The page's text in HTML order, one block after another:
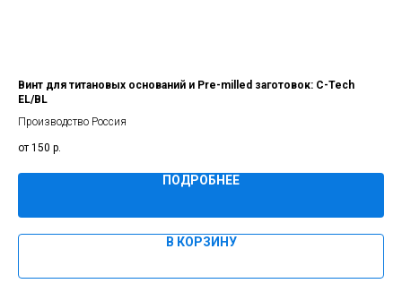
Винт для титановых оснований и Pre-milled заготовок: C-Tech
EL/BL
Производство Россия
150 р.
ПОДРОБНЕЕ
В КОРЗИНУ